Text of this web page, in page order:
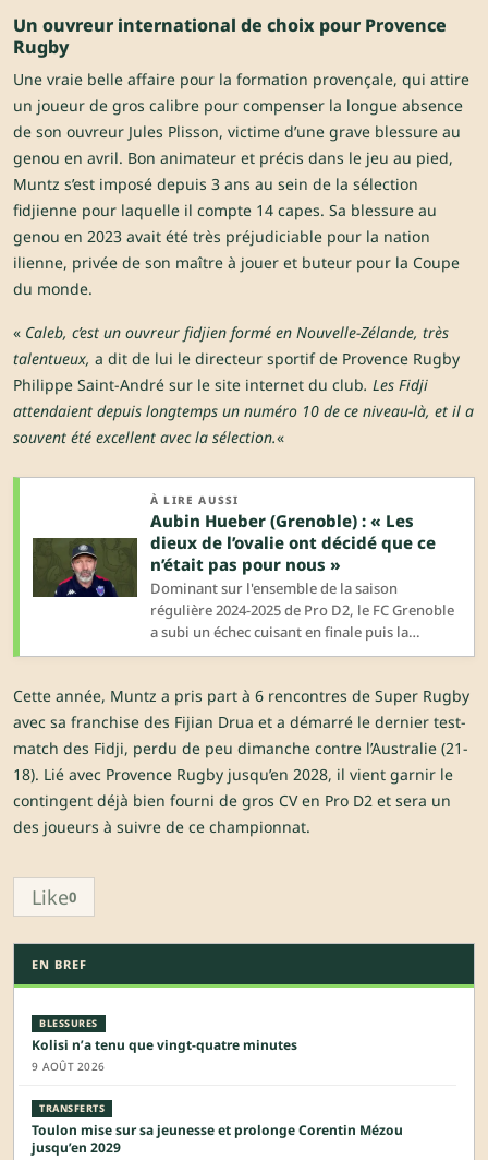
Un ouvreur international de choix pour Provence
Rugby
Une vraie belle affaire pour la formation provençale, qui attire
un joueur de gros calibre pour compenser la longue absence
de son ouvreur Jules Plisson, victime d’une grave blessure au
genou en avril. Bon animateur et précis dans le jeu au pied,
Muntz s’est imposé depuis 3 ans au sein de la sélection
fidjienne pour laquelle il compte 14 capes. Sa blessure au
genou en 2023 avait été très préjudiciable pour la nation
ilienne, privée de son maître à jouer et buteur pour la Coupe
du monde.
« Caleb, c’est un ouvreur fidjien formé en Nouvelle-Zélande, très
talentueux, a dit de lui le directeur sportif de Provence Rugby
Philippe Saint-André sur le site internet du club. Les Fidji
attendaient depuis longtemps un numéro 10 de ce niveau-là, et il a
souvent été excellent avec la sélection.«
À LIRE AUSSI
Aubin Hueber (Grenoble) : « Les
dieux de l’ovalie ont décidé que ce
n’était pas pour nous »
Dominant sur l'ensemble de la saison
régulière 2024-2025 de Pro D2, le FC Grenoble
a subi un échec cuisant en finale puis la
semaine suivante en match d'accession au Top
l'avait déjà vécu les deux saisons précédentes,
sur laquelle son directeur du rugby Aubin
Hueber a mis des mots pour Ruck Zone.
Cette année, Muntz a pris part à 6 rencontres de Super Rugby
avec sa franchise des Fijian Drua et a démarré le dernier test-
match des Fidji, perdu de peu dimanche contre l’Australie (21-
18). Lié avec Provence Rugby jusqu’en 2028, il vient garnir le
contingent déjà bien fourni de gros CV en Pro D2 et sera un
des joueurs à suivre de ce championnat.
Like0
EN BREF
BLESSURES
Kolisi n’a tenu que vingt-quatre minutes
9 AOÛT 2026
TRANSFERTS
Toulon mise sur sa jeunesse et prolonge Corentin Mézou
jusqu’en 2029